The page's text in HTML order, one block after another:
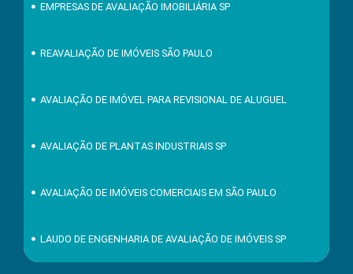
EMPRESAS DE AVALIAÇÃO IMOBILIÁRIA SP
REAVALIAÇÃO DE IMÓVEIS SÃO PAULO
AVALIAÇÃO DE IMÓVEL PARA REVISIONAL DE ALUGUEL
AVALIAÇÃO DE PLANTAS INDUSTRIAIS SP
AVALIAÇÃO DE IMÓVEIS COMERCIAIS EM SÃO PAULO
LAUDO DE ENGENHARIA DE AVALIAÇÃO DE IMÓVEIS SP